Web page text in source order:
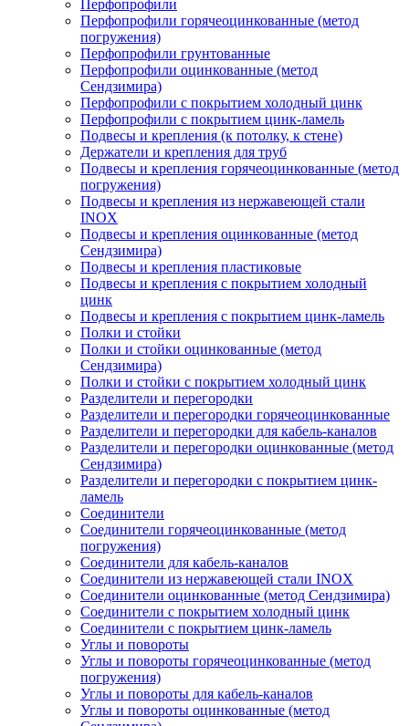
Перфопрофили
Перфопрофили горячеоцинкованные (метод
погружения)
Перфопрофили грунтованные
Перфопрофили оцинкованные (метод
Сендзимира)
Перфопрофили с покрытием холодный цинк
Перфопрофили с покрытием цинк-ламель
Подвесы и крепления (к потолку, к стене)
Держатели и крепления для труб
Подвесы и крепления горячеоцинкованные (метод
погружения)
Подвесы и крепления из нержавеющей стали
INOX
Подвесы и крепления оцинкованные (метод
Сендзимира)
Подвесы и крепления пластиковые
Подвесы и крепления с покрытием холодный
цинк
Подвесы и крепления с покрытием цинк-ламель
Полки и стойки
Полки и стойки оцинкованные (метод
Сендзимира)
Полки и стойки с покрытием холодный цинк
Разделители и перегородки
Разделители и перегородки горячеоцинкованные
Разделители и перегородки для кабель-каналов
Разделители и перегородки оцинкованные (метод
Сендзимира)
Разделители и перегородки с покрытием цинк-
ламель
Соединители
Соединители горячеоцинкованные (метод
погружения)
Соединители для кабель-каналов
Соединители из нержавеющей стали INOX
Соединители оцинкованные (метод Сендзимира)
Соединители с покрытием холодный цинк
Соединители с покрытием цинк-ламель
Углы и повороты
Углы и повороты горячеоцинкованные (метод
погружения)
Углы и повороты для кабель-каналов
Углы и повороты оцинкованные (метод